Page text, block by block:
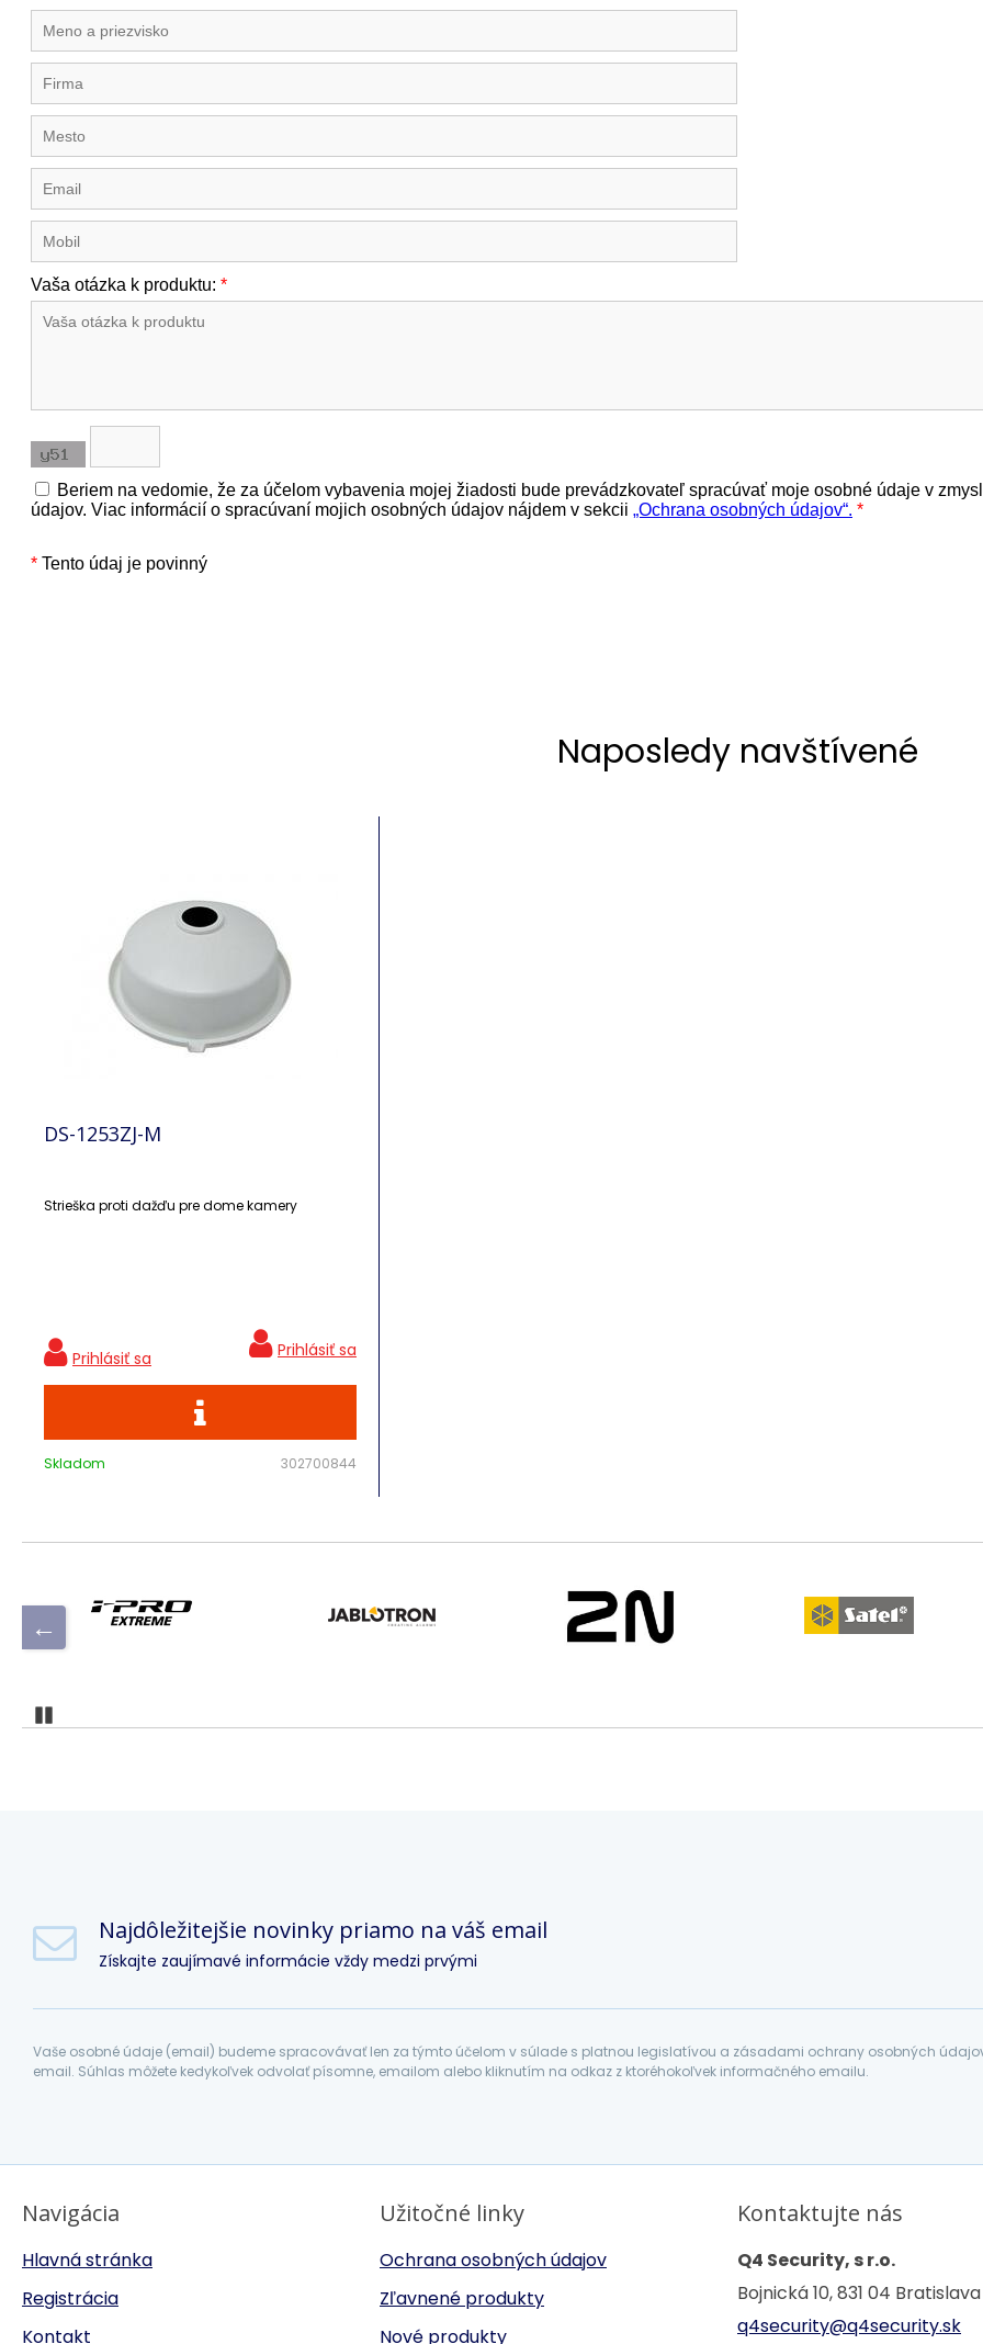
Naposledy navštívené
DS-1253ZJ-M
Strieška proti dažďu pre dome kamery
Skladom 302700844
Najdôležitejšie novinky priamo na váš email
Získajte zaujímavé informácie vždy medzi prvými
Vaše osobné údaje (email) budeme spracovávať len za týmto účelom v súlade s platnou legislatívou a zásadami ochrany osobných
email. Súhlas môžete kedykoľvek odvolať písomne, emailom alebo kliknutím na odkaz z ktoréhokoľvek informačného emailu.
Navigácia
Hlavná stránka
Registrácia
Kontakt
Užitočné linky
Ochrana osobných údajov
Zľavnené produkty
Nové produkty
Kontaktujte nás
Q4 Security, s r.o.
Bojnická 10, 831 04 Bratislava
q4security@q4security.sk